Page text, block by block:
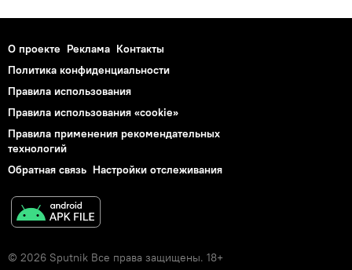
О проекте Реклама Контакты
Политика конфиденциальности
Правила использования
Правила использования «cookie»
Правила применения рекомендательных
технологий
Обратная связь Настройки отслеживания
© 2026 Sputnik Все права защищены. 18+